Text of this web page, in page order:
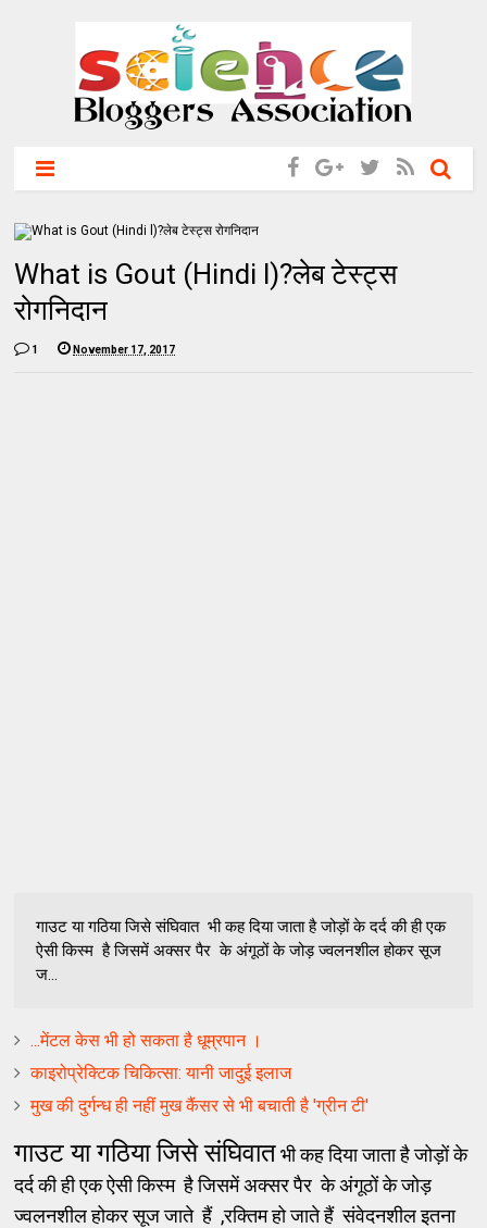
What is Gout (Hindi l)?लेब टेस्ट्स
रोगनिदान
1 November 17, 2017
गाउट या गठिया जिसे संघिवात भी कह दिया जाता है जोड़ों के दर्द की ही एक
ऐसी किस्म है जिसमें अक्सर पैर के अंगूठों के जोड़ ज्वलनशील होकर सूज
ज...
...मेंटल केस भी हो सकता है धूम्रपान ।
काइरोप्रेक्टिक चिकित्सा: यानी जादुई इलाज
मुख की दुर्गन्ध ही नहीं मुख कैंसर से भी बचाती है 'ग्रीन टी'
गाउट या गठिया जिसे संघिवातभी कह दिया जाता है जोड़ों के
दर्द की ही एक ऐसी किस्म है जिसमें अक्सर पैर के अंगूठों के जोड़
ज्वलनशील होकर सूज जाते हैं ,रक्तिम हो जाते हैं संवेदनशील इतना